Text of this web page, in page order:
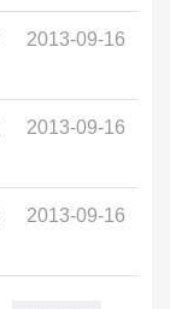
2013-09-16
2013-09-16
2013-09-16